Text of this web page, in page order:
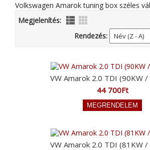
Volkswagen Amarok tuning box széles
Megjelenítés:
Rendezés:
VW Amarok 2.0 TDI (90KW /
44 700Ft
VW Amarok 2.0 TDI (81KW /